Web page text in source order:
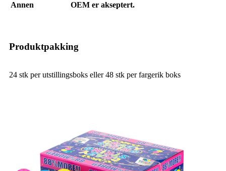
Annen
OEM er akseptert.
Produktpakking
24 stk per utstillingsboks eller 48 stk per fargerik boks